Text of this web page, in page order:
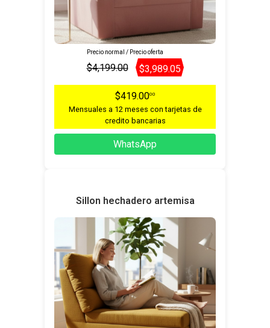
Precio normal / Precio oferta
$4,199.00 $3,989.05
$419.0000
Mensuales a 12 meses con tarjetas de
credito bancarias
WhatsApp
Sillon hechadero artemisa